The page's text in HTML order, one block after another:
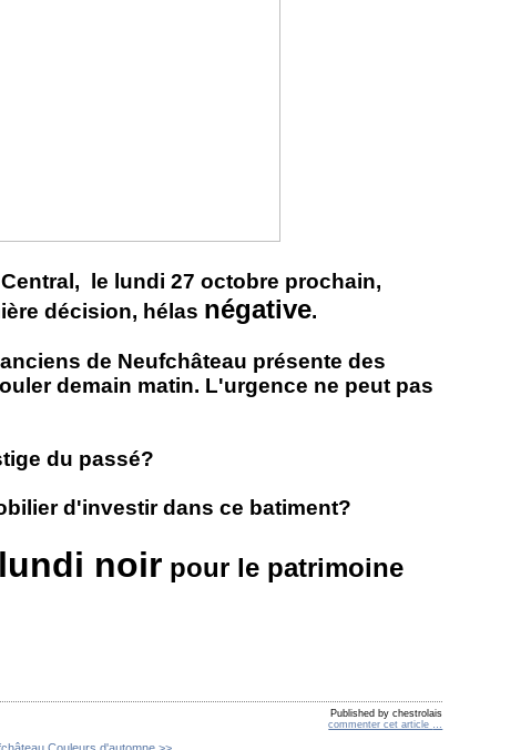
le lundi 27 octobre prochain,
décision, hélas négative.
de Neufchâteau présente des
demain matin. L'urgence ne peut pas
du passé?
d'investir dans ce batiment?
noir pour le patrimoine
Published by chestrolais
commenter cet article